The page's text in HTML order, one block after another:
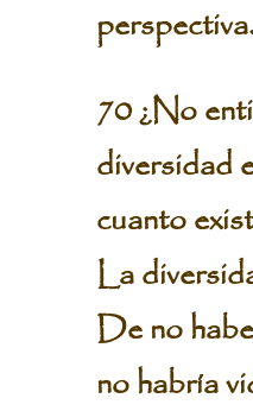
70 ¿No
diversidad
cuanto
La
De no
no habría